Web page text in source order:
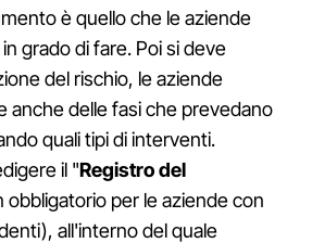
è quello che le aziende
grado di fare. Poi si deve
del rischio, le aziende
anche delle fasi che prevedano
quali tipi di interventi.
il "Registro del
obbligatorio per le aziende con
all'interno del quale